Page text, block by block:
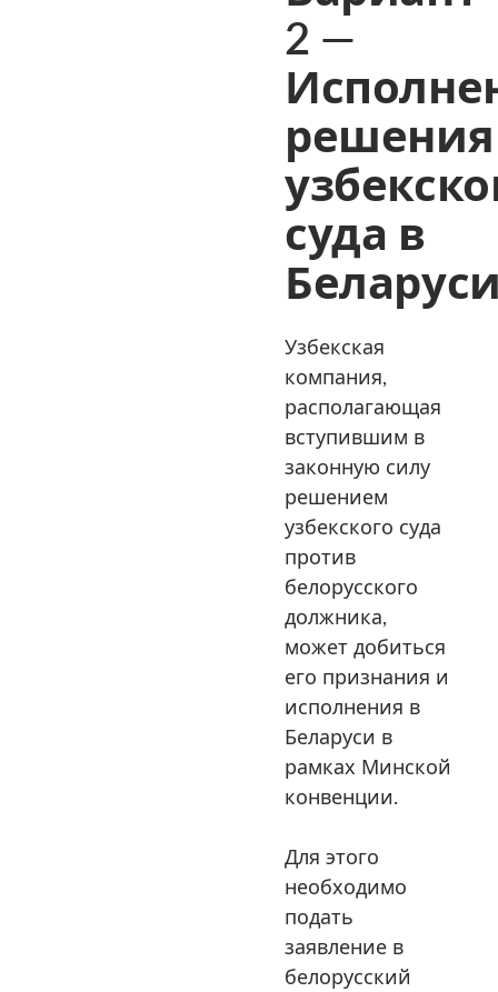
2 —
решения
суда в
Узбекская
компания,
располагающая
вступившим в
законную силу
решением
узбекского суда
против
белорусского
должника,
может добиться
его признания и
исполнения в
Беларуси в
рамках Минской
конвенции.
Для этого
необходимо
подать
заявление в
белорусский